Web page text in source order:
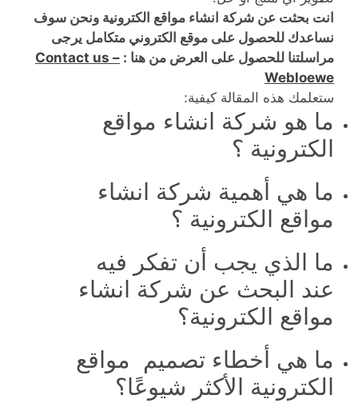
انت بحثت عن شركة انشاء مواقع الكترونية ونحن سوف
نساعدك للحصول على موقع الكتروني متكامل يرجى
مراسلتنا للحصول على العرض من هنا : Contact us –
Webloewe
ستعلمك هذه المقالة كيفية:
ما هو شركة انشاء مواقع
الكترونية ؟
ما هي أهمية شركة انشاء
مواقع الكترونية ؟
ما الذي يجب أن تفكر فيه
عند البحث عن شركة انشاء
مواقع الكترونية؟
ما هي أخطاء تصميم مواقع
الكترونية الأكثر شيوعًا؟